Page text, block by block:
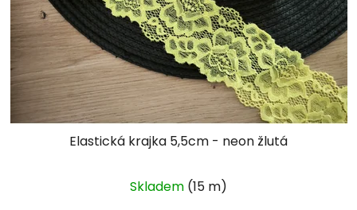
Elastická krajka 5,5cm - neon žlutá
Skladem (15 m)